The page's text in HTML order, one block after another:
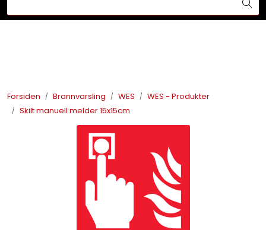
Forsiden Brannvarsling WES
WES - Produkter
Skilt manuell melder 15x15cm
Lysprodukter
Redningskammere